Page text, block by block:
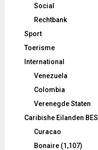
Social
Rechtbank
Sport
Toerisme
International
Venezuela
Colombia
Verenegde Staten
Caribishe Eilanden BES
Curacao
Bonaire (1,107)